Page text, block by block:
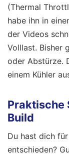
(Thermal
habe ihn in
der Videos
Volllast. Bisher
oder Abstürze.
einem Kühler
Praktische
Build
Du hast dich
entschieden?